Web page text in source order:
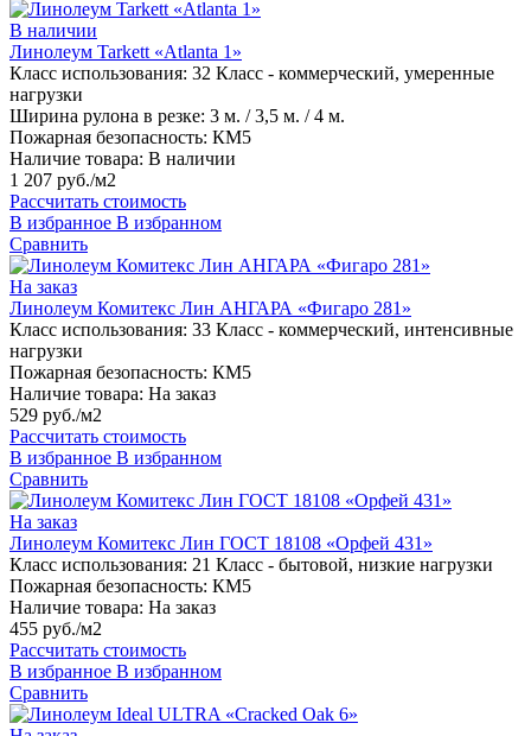
В наличии
Линолеум Tarkett «Atlanta 1»
Класс использования: 32 Класс - коммерческий, умеренные
нагрузки
Ширина рулона в резке: 3 м. / 3,5 м. / 4 м.
Пожарная безопасность: КМ5
Наличие товара: В наличии
1 207 руб./м2
Рассчитать стоимость
В избранное В избранном
Сравнить
На заказ
Линолеум Комитекс Лин АНГАРА «Фигаро 281»
Класс использования: 33 Класс - коммерческий, интенсивные
нагрузки
Пожарная безопасность: КМ5
Наличие товара: На заказ
529 руб./м2
Рассчитать стоимость
В избранное В избранном
Сравнить
На заказ
Линолеум Комитекс Лин ГОСТ 18108 «Орфей 431»
Класс использования: 21 Класс - бытовой, низкие нагрузки
Пожарная безопасность: КМ5
Наличие товара: На заказ
455 руб./м2
Рассчитать стоимость
В избранное В избранном
Сравнить